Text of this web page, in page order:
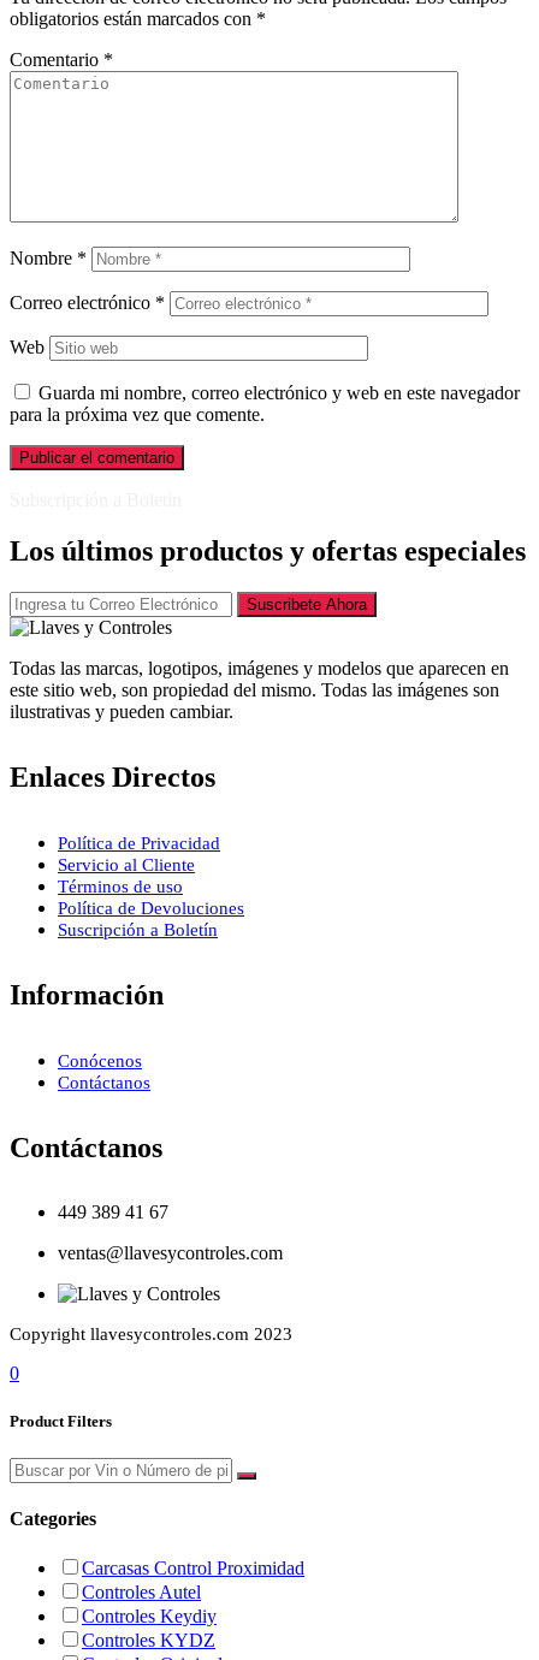
obligatorios están marcados con *
Comentario *
Nombre *
Correo electrónico *
Web
Guarda mi nombre, correo electrónico y web en este navegador
para la próxima vez que comente.
Los últimos productos y ofertas especiales
Suscribete Ahora
Todas las marcas, logotipos, imágenes y modelos que aparecen en
este sitio web, son propiedad del mismo. Todas las imágenes son
ilustrativas y pueden cambiar.
Enlaces Directos
Política de Privacidad
Servicio al Cliente
Términos de uso
Política de Devoluciones
Suscripción a Boletín
Información
Conócenos
Contáctanos
Contáctanos
449 389 41 67
ventas@llavesycontroles.com
Copyright llavesycontroles.com 2023
0
Product Filters
Categories
Carcasas Control Proximidad
Controles Autel
Controles Keydiy
Controles KYDZ